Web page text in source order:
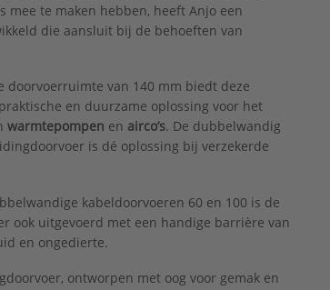
mee te maken hebben, heeft Anjo een
die aansluit bij de behoeften van
doorvoerruimte van 140 mm biedt deze
en duurzame oplossing voor het
warmtepompen en airco’s. De dubbelwandig
is dé oplossing bij verzekerde
kabeldoorvoeren 60 en 100 is de
ook uitgevoerd met een handige barrière van
en ongedierte.
ontworpen met oog voor gemak en